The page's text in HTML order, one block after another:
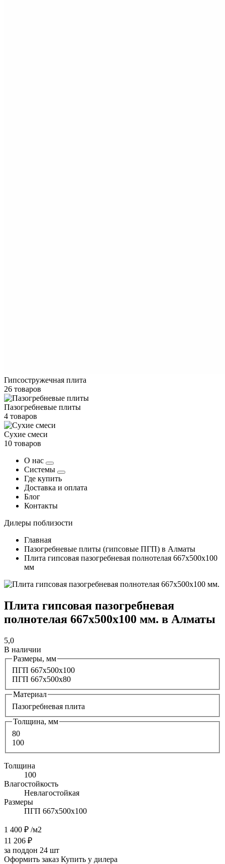
Гипсостружечная плита
26 товаров
Пазогребневые плиты
4 товаров
Сухие смеси
10 товаров
О нас
Системы
Где купить
Доставка и оплата
Блог
Контакты
Дилеры поблизости
Главная
Пазогребневые плиты (гипсовые ПГП) в Алматы
Плита гипсовая пазогребневая полнотелая 667х500х100
мм
Плита гипсовая пазогребневая
полнотелая 667х500х100 мм. в Алматы
5,0
В наличии
Размеры, мм
ПГП 667х500х100
ПГП 667x500x80
Материал
Пазогребневая плита
Толщина, мм
80
100
Толщина
100
Влагостойкость
Невлагостойкая
Размеры
ПГП 667х500х100
1 400 ₽ /м2
11 206 ₽
за поддон 24 шт
Оформить заказ Купить у дилера